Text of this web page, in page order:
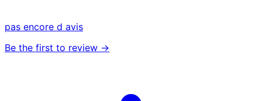
pas encore d avis
Be the first to review →